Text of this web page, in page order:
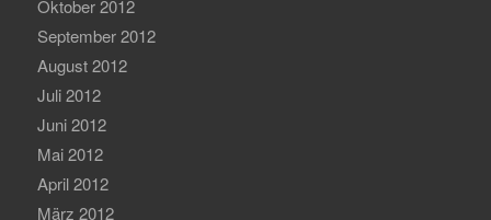
Oktober 2012
September 2012
August 2012
Juli 2012
Juni 2012
Mai 2012
April 2012
März 2012